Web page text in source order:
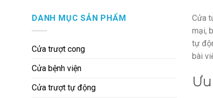
DANH MỤC SẢN PHẨM
Cửa trượt cong
Cửa bệnh viện
Cửa trượt tự động
Cửa
mại,
tự
bài